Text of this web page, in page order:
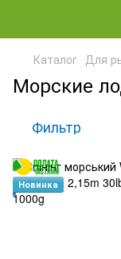
Каталог Для
Морские
Фильтр
Новинка